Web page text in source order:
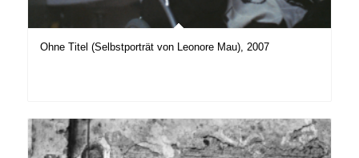
Ohne Titel (Selbstporträt von Leonore Mau), 2007